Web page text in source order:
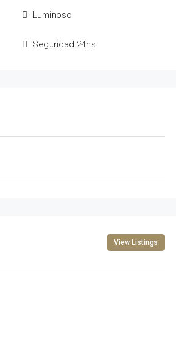
Luminoso
Seguridad 24hs
View Listings